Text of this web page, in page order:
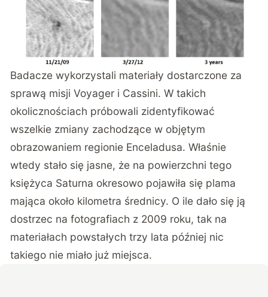
Badacze wykorzystali materiały dostarczone za
sprawą misji Voyager i Cassini. W takich
okolicznościach próbowali zidentyfikować
wszelkie zmiany zachodzące w objętym
obrazowaniem regionie Enceladusa. Właśnie
wtedy stało się jasne, że na powierzchni tego
księżyca Saturna okresowo pojawiła się plama
mająca około kilometra średnicy. O ile dało się ją
dostrzec na fotografiach z 2009 roku, tak na
materiałach powstałych trzy lata później nic
takiego nie miało już miejsca.